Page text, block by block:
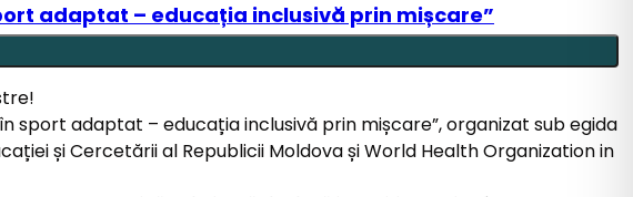
adaptat – educația inclusivă prin mișcare”
sport adaptat – educația inclusivă prin mișcare”, organizat sub egida
și Cercetării al Republicii Moldova și World Health Organization in